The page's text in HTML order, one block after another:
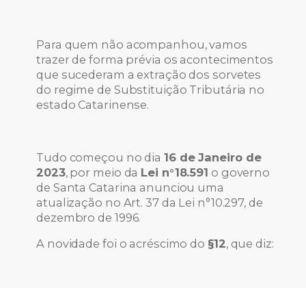
Para quem não acompanhou, vamos
trazer de forma prévia os acontecimentos
que sucederam a extração dos sorvetes
do regime de Substituição Tributária no
estado Catarinense.
Tudo começou no dia 16 de Janeiro de
2023, por meio da Lei n°18.591 o governo
de Santa Catarina anunciou uma
atualização no Art. 37 da Lei n°10.297, de
dezembro de 1996.
A novidade foi o acréscimo do §12, que diz: